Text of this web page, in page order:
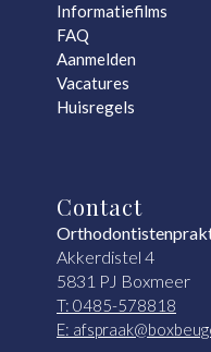
Informatiefilms
FAQ
Aanmelden
Vacatures
Huisregels
Contact
Akkerdistel 4
5831 PJ Boxmeer
T: 0485-578818
E: